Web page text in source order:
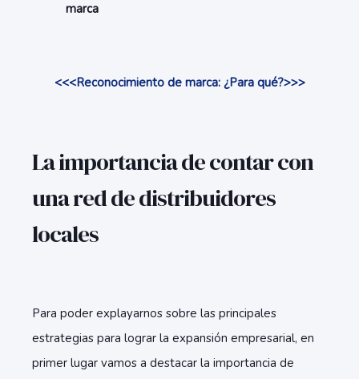
marca
<<<Reconocimiento de marca: ¿Para qué?>>>
La importancia de contar con
una red de distribuidores
locales
Para poder explayarnos sobre las principales
estrategias para lograr la expansión empresarial, en
primer lugar vamos a destacar la importancia de